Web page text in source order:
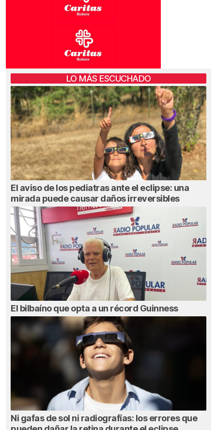
LO MÁS ESCUCHADO
El aviso de los pediatras ante el eclipse: una
mirada puede causar daños irreversibles
El bilbaíno que opta a un récord Guinness
Ni gafas de sol ni radiografías: los errores que